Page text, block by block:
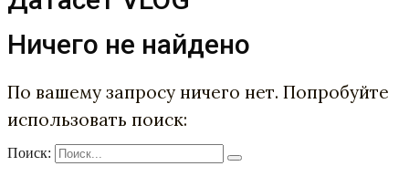
Ничего не найдено
По вашему запросу ничего нет. Попробуйте
использовать поиск:
Поиск: